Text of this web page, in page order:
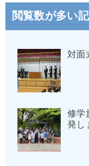
閲覧数が多い
対面
修学
発し